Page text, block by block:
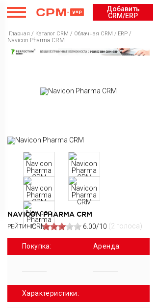
Облачная CRM / ERP
Рейтинг
Рейтинг сервисов
Внедрение
Новости
Добавить
CRM/ERP
Главная / Каталог CRM / Облачная CRM / ERP /
Navicon Pharma CRM
NAVICON PHARMA CRM
РЕЙТИНГ: 6.00/10 (2 голоса)
Покупка: Аренда:
Характеристики: